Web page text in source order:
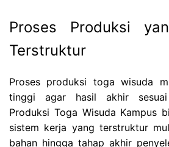
Proses Produksi
Terstruktur
Proses produksi toga wisuda
tinggi agar hasil akhir sesuai
Produksi Toga Wisuda Kampus
sistem kerja yang terstruktur
bahan hingga tahap akhir